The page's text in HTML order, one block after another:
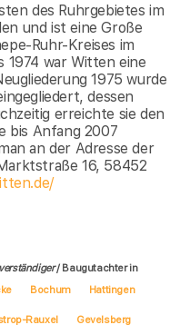
des Ruhrgebietes im
und ist eine Große
Ruhr-Kreises im
1974 war Witten eine
1975 wurde
dessen
erreichte sie den
bis Anfang 2007
an der Adresse der
16, 58452
/ Baugutachter in
Bochum Hattingen
Rauxel Gevelsberg